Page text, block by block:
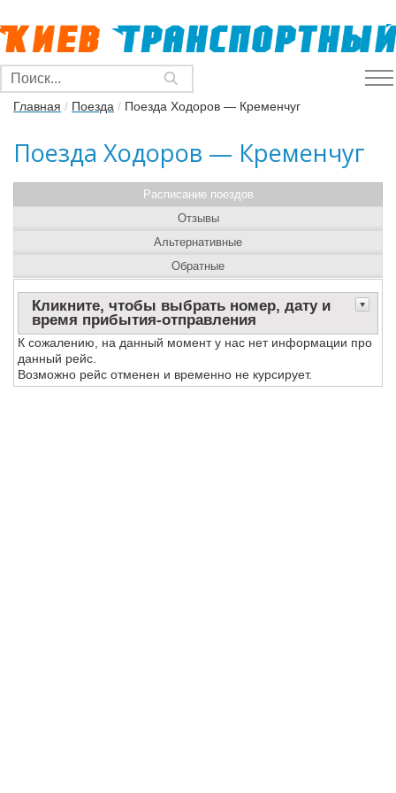
Главная / Поезда / Поезда Ходоров — Кременчуг
Поезда Ходоров — Кременчуг
Расписание поездов
Кликните, чтобы выбрать номер, дату и
время прибытия-отправления
К сожалению, на данный момент у нас нет информации про
данный рейс.
Возможно рейс отменен и временно не курсирует.
Отзывы
Альтернативные
Обратные